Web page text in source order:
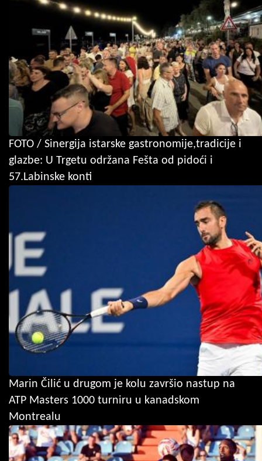
FOTO / Sinergija istarske gastronomije,tradicije i
glazbe: U Trgetu održana Fešta od pidoći i
57.Labinske konti
Marin Čilić u drugom je kolu završio nastup na
ATP Masters 1000 turniru u kanadskom
Montrealu